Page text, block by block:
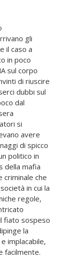
gli
il caso a
in poco
sul corpo
di riuscire
dubbi sul
dal
si
avere
di spicco
politico in
della mafia
criminale che
in cui la
regole,
la
implacabile,
facilmente.